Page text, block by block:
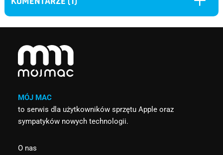
MÓJ MAC
to serwis dla użytkowników sprzętu Apple oraz
sympatyków nowych technologii.
O nas